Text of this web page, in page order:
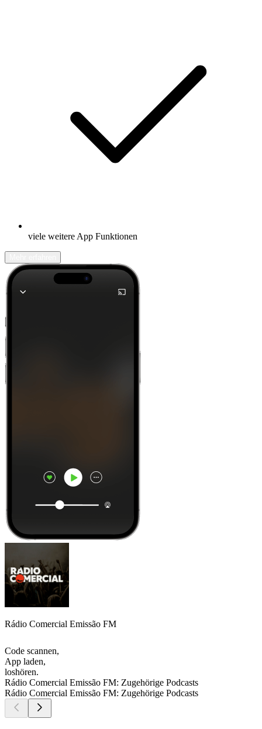
viele weitere App Funktionen
Rádio Comercial Emissão FM
Code scannen,
App laden,
loshören.
Rádio Comercial Emissão FM: Zugehörige Podcasts
Rádio Comercial Emissão FM: Zugehörige Podcasts